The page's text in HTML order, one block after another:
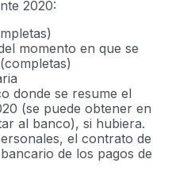
2020:
momento en que se
donde se resume el
(se puede obtener en
al banco), si hubiera.
el contrato de
de los pagos de